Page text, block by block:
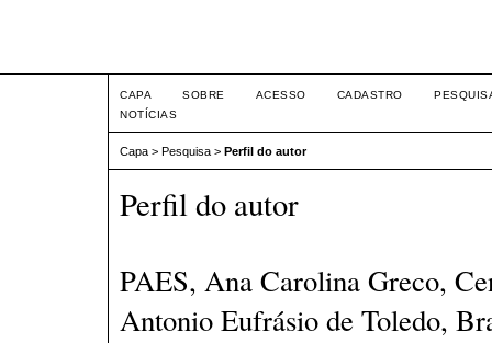
CAPA SOBRE ACESSO CADASTRO
NOTÍCIAS
Capa > Pesquisa > Perfil do autor
Perfil do autor
PAES, Ana Carolina Greco,
Antonio Eufrásio de Toledo,